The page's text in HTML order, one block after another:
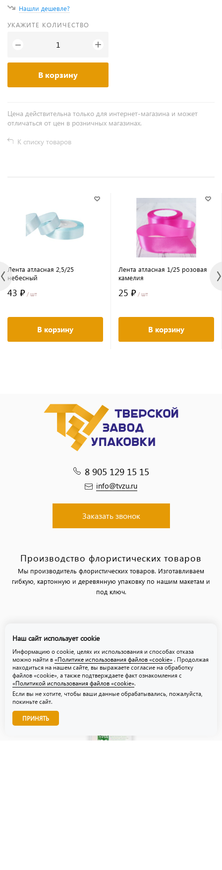
Нашли дешевле?
УКАЖИТЕ КОЛИЧЕСТВО
− +
В корзину
Цена действительна только для интернет-магазина и может
отличаться от цен в розничных магазинах.
К списку товаров
Лента атласная 2,5/25
небесный
43 ₽ / шт
В корзину
Лента атласная 1/25 розовая
камелия
25 ₽ / шт
В корзину
8 905 129 15 15
info@tvzu.ru
Заказать звонок
Производство флористических товаров
Мы производитель флористических товаров. Изготавливаем
гибкую, картонную и деревянную упаковку по нашим макетам и
под ключ.
Политика использования файлов «cookie»
Звоните нам!
Наш сайт использует cookie
Информацию о cookie, целях их использования и способах отказа
можно найти в «Политике использования файлов «cookie» . Продолжая
находиться на нашем сайте, вы выражаете согласие на обработку
файлов «cookie», а также подтверждаете факт ознакомления с
«Политикой использования файлов «cookie».
Если вы не хотите, чтобы ваши данные обрабатывались, пожалуйста,
покиньте сайт.
ПРИНЯТЬ